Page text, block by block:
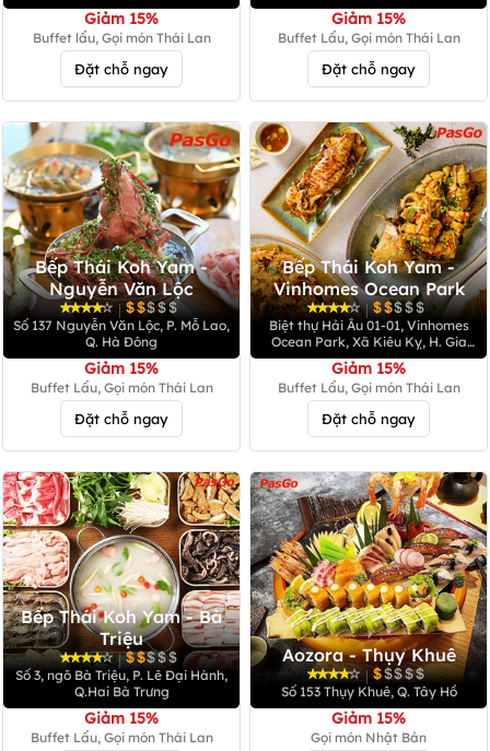
Giảm 15%
Buffet lẩu, Gọi món Thái Lan
Đặt chỗ ngay
Giảm 15%
Buffet Lẩu, Gọi món Thái Lan
Đặt chỗ ngay
Bếp Thái Koh Yam -
Nguyễn Văn Lộc
|
Số 137 Nguyễn Văn Lộc, P. Mỗ Lao,
Q. Hà Đông
Giảm 15%
Buffet Lẩu, Gọi món Thái Lan
Đặt chỗ ngay
Bếp Thái Koh Yam -
Vinhomes Ocean Park
|
Biệt thự Hải Âu 01-01, Vinhomes
Ocean Park, Xã Kiêu Kỵ, H. Gia
Lâm
Giảm 15%
Buffet Lẩu, Gọi món Thái Lan
Đặt chỗ ngay
Bếp Thái Koh Yam - Bà
Triệu
|
Số 3, ngõ Bà Triệu, P. Lê Đại Hành,
Q.Hai Bà Trưng
Giảm 15%
Buffet Lẩu, Gọi món Thái Lan
Aozora - Thụy Khuê
|
Số 153 Thụy Khuê, Q. Tây Hồ
Giảm 15%
Gọi món Nhật Bản